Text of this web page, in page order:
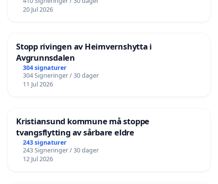
20 Jul 2026
Stopp rivingen av Heimvernshytta i
Avgrunnsdalen
304 signaturer
304 Signeringer / 30 dager
11 Jul 2026
Kristiansund kommune må stoppe
tvangsflytting av sårbare eldre
243 signaturer
243 Signeringer / 30 dager
12 Jul 2026